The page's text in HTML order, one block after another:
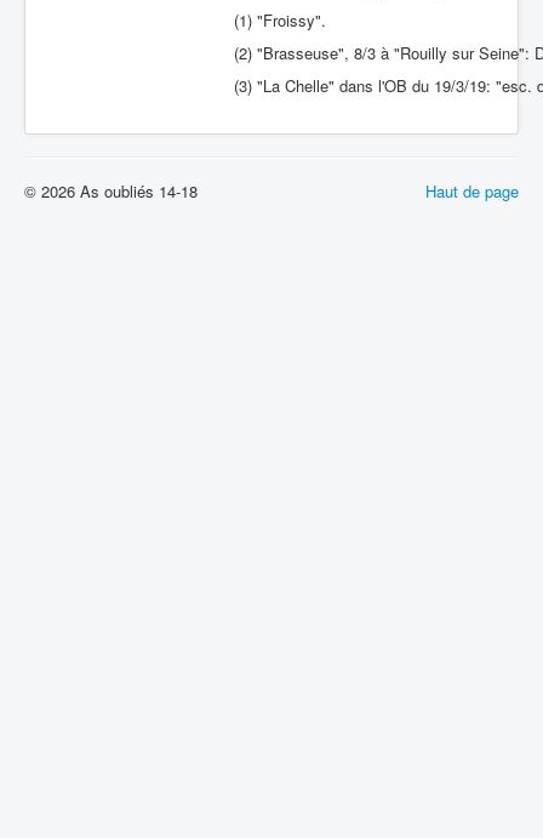
(1) "Froissy".
(2) "Brasseuse", 8/3 à "Rouilly sur Seine":
(3) "La Chelle" dans l'OB du 19/3/19: "esc.
Haut de page
© 2026 As oubliés 14-18